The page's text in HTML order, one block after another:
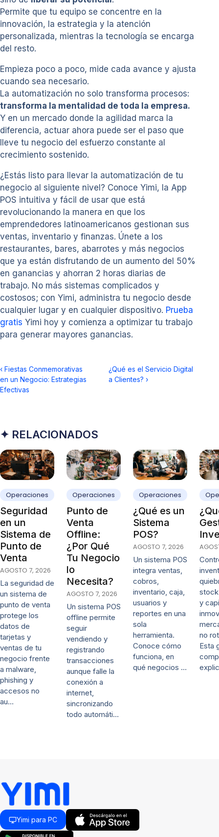
Permite que tu equipo se concentre en la
innovación, la estrategia y la atención
personalizada, mientras la tecnología se encarga
del resto.
Empieza poco a poco, mide cada avance y ajusta
cuando sea necesario.
La automatización no solo transforma procesos:
transforma la mentalidad de toda la empresa.
Y en un mercado donde la agilidad marca la
diferencia, actuar ahora puede ser el paso que
lleve tu negocio del esfuerzo constante al
crecimiento sostenido.
¿Estás listo para llevar la automatización de tu
negocio al siguiente nivel? Conoce Yimi, la App
POS intuitiva y fácil de usar que está
revolucionando la manera en que los
emprendedores latinoamericanos gestionan sus
ventas, inventario y finanzas. Únete a los
restaurantes, bares, abarrotes y más negocios
que ya están disfrutando de un aumento del 50%
en ganancias y ahorran 2 horas diarias de
trabajo. No más sistemas complicados y
costosos; con Yimi, administra tu negocio desde
cualquier lugar y en cualquier dispositivo. Prueba
gratis Yimi hoy y comienza a optimizar tu trabajo
para generar mayores ganancias.
‹ Fiestas Conmemorativas
en un Negocio: Estrategias
Efectivas
¿Qué es el Servicio Digital
a Clientes? ›
✦ RELACIONADOS
Operaciones
Seguridad
en un
Sistema de
Punto de
Venta
AGOSTO 7, 2026
La seguridad de
un sistema de
punto de venta
protege los
datos de
tarjetas y
ventas de tu
negocio frente
a malware,
phishing y
accesos no
au…
Operaciones
Punto de
Venta
Offline:
¿Por Qué
Tu Negocio
lo
Necesita?
AGOSTO 7, 2026
Un sistema POS
offline permite
seguir
vendiendo y
registrando
transacciones
aunque falle la
conexión a
internet,
sincronizando
todo automáti…
Operaciones
¿Qué es un
Sistema
POS?
AGOSTO 7, 2026
Un sistema POS
integra ventas,
cobros,
inventario, caja,
usuarios y
reportes en una
sola
herramienta.
Conoce cómo
funciona, en
qué negocios …
y
no
Esta
Yimi para PC